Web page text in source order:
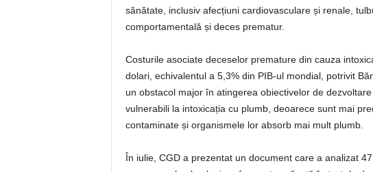
sănătate, inclusiv afecțiuni cardiovasculare și renale,
comportamentală și deces prematur.
Costurile asociate deceselor premature din cauza
dolari, echivalentul a 5,3% din PIB-ul mondial, potrivit
un obstacol major în atingerea obiectivelor de
vulnerabili la intoxicația cu plumb, deoarece sunt mai
contaminate și organismele lor absorb mai mult plumb.
În iulie, CGD a prezentat un document care a analizat